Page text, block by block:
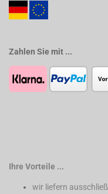
Zahlen Sie mit ...
Ihre Vorteile ...
wir liefern